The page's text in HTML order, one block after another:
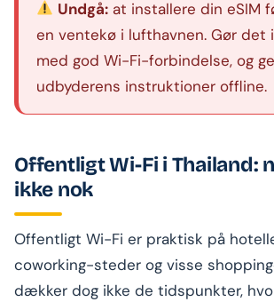
Undgå: at installere din eSIM
en ventekø i lufthavnen. Gør det
med god Wi-Fi-forbindelse, og
udbyderens instruktioner offline.
Offentligt Wi-Fi i Thailand:
ikke nok
Offentligt Wi-Fi er praktisk på
coworking-steder og visse
dækker dog ikke de tidspunkter,